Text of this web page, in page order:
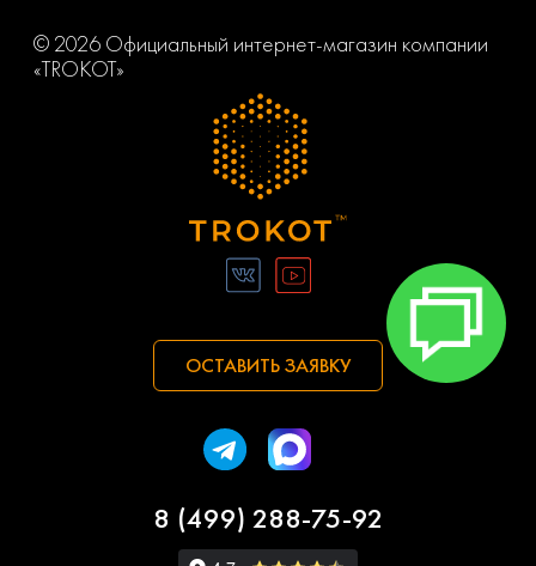
© 2026 Официальный интернет-магазин компании
«TROKOT»
ОСТАВИТЬ ЗАЯВКУ
8 (499) 288-75-92